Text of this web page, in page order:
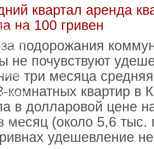
в
ухода
Украины
об
подорожания
не почувствуют
три месяца
комнатных квартир в
в долларовой цене
месяц (около 5,6 тыс.
удешевление